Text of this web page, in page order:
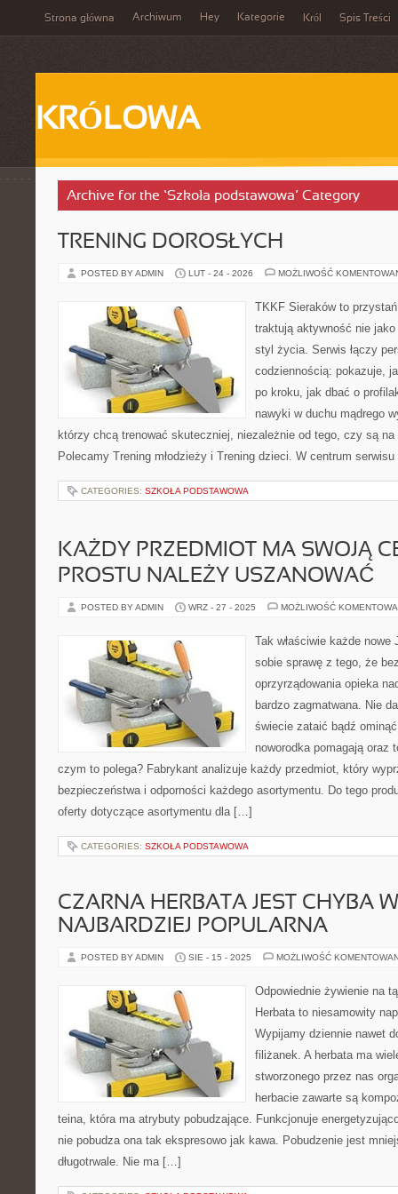
Strona główna Archiwum Hey Kategorie Król Spis Treści
KRÓLOWA
Archive for the ‘Szkoła podstawowa’ Category
TRENING DOROSŁYCH
POSTED BY ADMIN LUT - 24 - 2026 MOŻLIWOŚĆ
TKKF Sieraków to
traktują aktywność nie
styl życia. Serwis łączy
codziennością: pokazuje,
po kroku, jak dbać o
nawyki w duchu mądrego
którzy chcą trenować skuteczniej, niezależnie od tego, czy są na
Polecamy Trening młodzieży i Trening dzieci. W centrum
CATEGORIES: SZKOŁA PODSTAWOWA
KAŻDY PRZEDMIOT MA SWOJĄ
PROSTU NALEŻY USZANOWAĆ
POSTED BY ADMIN WRZ - 27 - 2025 MOŻLIWOŚĆ
Tak właściwie każde
sobie sprawę z tego, że
oprzyrządowania opieka
bardzo zagmatwana. Nie
świecie zataić bądź
noworodka pomagają oraz
czym to polega? Fabrykant analizuje każdy przedmiot, który
bezpieczeństwa i odporności każdego asortymentu. Do tego
oferty dotyczące asortymentu dla […]
CATEGORIES: SZKOŁA PODSTAWOWA
CZARNA HERBATA JEST CHYBA
NAJBARDZIEJ POPULARNA
POSTED BY ADMIN SIE - 15 - 2025 MOŻLIWOŚĆ
Odpowiednie żywienie na
Herbata to niesamowity
Wypijamy dziennie nawet
filiżanek. A herbata ma
stworzonego przez nas
herbacie zawarte są
teina, która ma atrybuty pobudzające. Funkcjonuje
nie pobudza ona tak ekspresowo jak kawa. Pobudzenie jest
długotrwale. Nie ma […]